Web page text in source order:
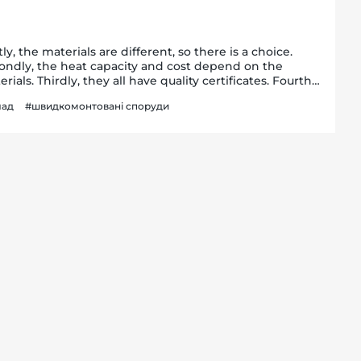
the materials are different, so there is a choice.
the heat capacity and cost depend on the
Thirdly, they all have quality certificates. Fourth
used by foreign...
#швидкомонтовані споруди